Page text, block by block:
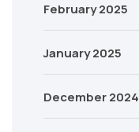
February 2025
January 2025
December 2024